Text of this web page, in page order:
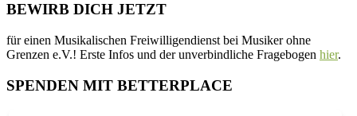
BEWIRB DICH JETZT
für einen Musikalischen Freiwilligendienst bei Musiker ohne
Grenzen e.V.! Erste Infos und der unverbindliche Fragebogen hier.
SPENDEN MIT BETTERPLACE